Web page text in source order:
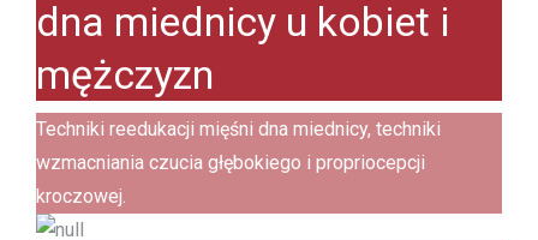
dna miednicy u kobiet i
mężczyzn
Techniki reedukacji mięśni dna miednicy, techniki
wzmacniania czucia głębokiego i propriocepcji
kroczowej.